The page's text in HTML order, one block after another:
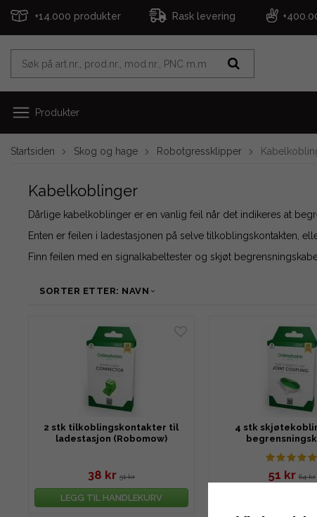
+14.000 produkter Rask levering
Produkter
Startsiden Skog og hage Robotgressklipper
Kabelkoblinger
Dårlige kabelkoblinger er en vanlig feil når det indikeres at
Enten er feilen i ladestasjonen på selve tilkoblingskontakten,
Finn feilen med en signalkabeltester og skjøt
SORTER ETTER: NAVN
2 stk tilkoblingskontakter til
ladestasjon (Robomow)
38 kr 51 kr
LEGG TIL HANDLEKURV
4 stk
51 kr 64 kr